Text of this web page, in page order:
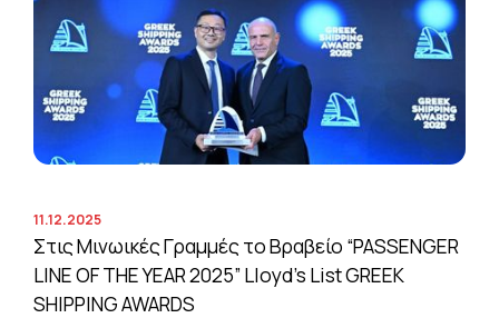
11.12.2025
Στις Μινωικές Γραμμές το Βραβείο “PASSENGER
LINE OF THE YEAR 2025” Lloyd’s List GREEK
SHIPPING AWARDS